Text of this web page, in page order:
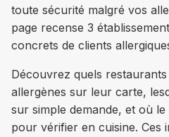
toute sécurité malgré vos
page recense 3
concrets de clients
Découvrez quels
allergènes sur leur carte,
sur simple demande, et où
pour vérifier en cuisine. Ces